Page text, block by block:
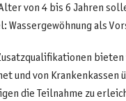
von 4 bis 6 Jahren
Wassergewöhnung als
und von
die Teilnahme zu